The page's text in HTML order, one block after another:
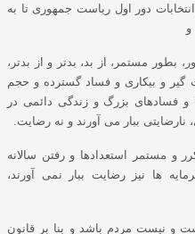
انتخابات دور اول ریاست جمهوری تا به
و
بطور مستمر، از بد، بدتر و از بدتر،
و بیکاری و فساد گسترده و حجم
و فسادهای بزرگ و زندگی دائمی در
ببار می آورند و نه رضایت.
و مستمر استعدادها و رفتن سالانه
ها نیز رضایت ببار نمی آورند،
و نیست مردم باشد و بنا بر قانون